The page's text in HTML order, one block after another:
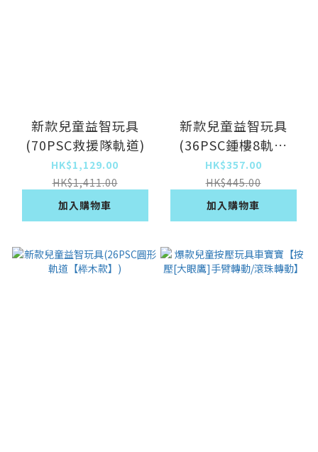
新款兒童益智玩具
(70PSC救援隊軌道)
HK$1,129.00
HK$1,411.00
加入購物車
新款兒童益智玩具
(36PSC鍾樓8軌道
【榉木款】)
HK$357.00
HK$445.00
加入購物車